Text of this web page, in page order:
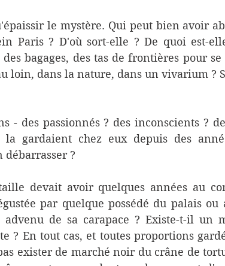
le mystère. Qui peut bien avoir
Paris ? D'où sort-elle ? De quoi est-
bagages, des tas de frontières pour
loin, dans la nature, dans un vivarium ?
- des passionnés ? des inconscients ?
gardaient chez eux depuis des
débarrasser ?
devait avoir quelques années au
par quelque possédé du palais ou
advenu de sa carapace ? Existe-t-il un
? En tout cas, et toutes proportions
exister de marché noir du crâne de